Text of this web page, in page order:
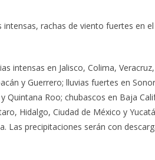
rachas de viento fuertes en
intensas en Jalisco, Colima,
y Guerrero; lluvias fuertes en
Quintana Roo; chubascos en Baja
Hidalgo, Ciudad de México y
Las precipitaciones serán con